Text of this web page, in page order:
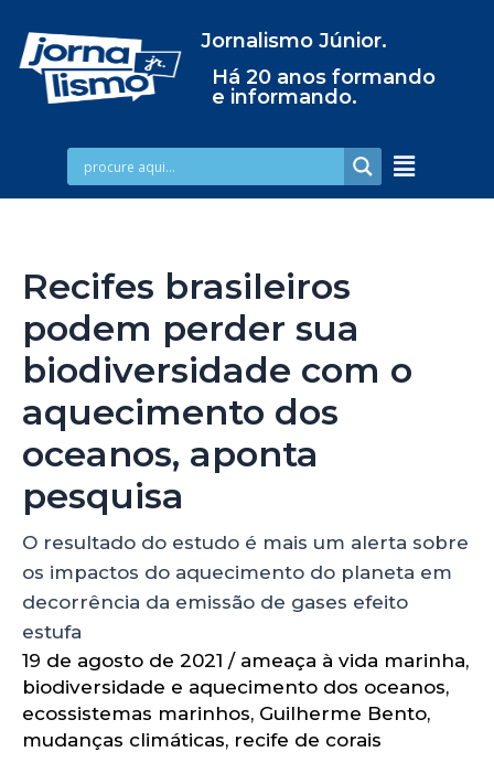
Jornalismo Júnior.
Há 20 anos formando
e informando.
Recifes brasileiros
podem perder sua
biodiversidade com o
aquecimento dos
oceanos, aponta
pesquisa
O resultado do estudo é mais um alerta sobre
os impactos do aquecimento do planeta em
decorrência da emissão de gases efeito
estufa
19 de agosto de 2021 / ameaça à vida marinha,
biodiversidade e aquecimento dos oceanos,
ecossistemas marinhos, Guilherme Bento,
mudanças climáticas, recife de corais